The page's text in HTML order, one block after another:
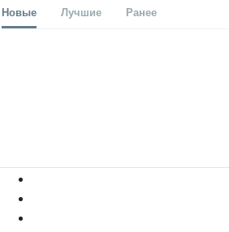
Новые Лучшие Ранее